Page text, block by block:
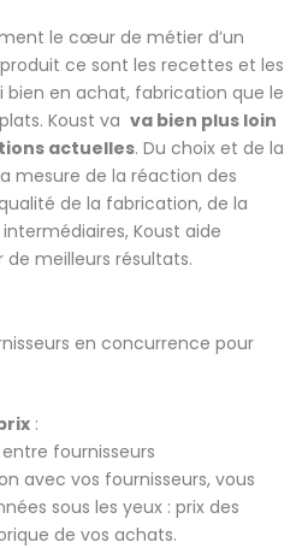
le cœur de métier d’un
ce sont les recettes et les
bien en achat, fabrication que le
Koust va va bien plus loin
actuelles. Du choix et de la
mesure de la réaction des
de la fabrication, de la
Koust aide
meilleurs résultats.
en concurrence pour
:
fournisseurs
avec vos fournisseurs, vous
sous les yeux : prix des
de vos achats.